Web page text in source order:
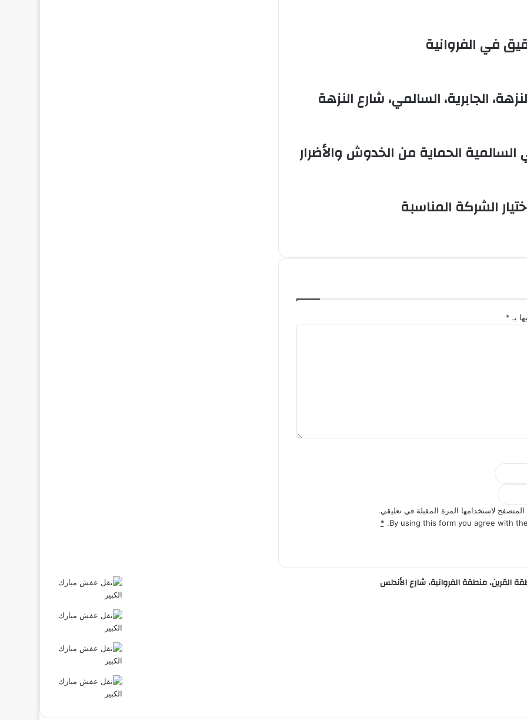
في الفروانية
الجابرية، السالمي، شارع النزهة
الحماية من الخدوش والأضرار
الشركة المناسبة
بـ *
لاستخدامها المرة المقبلة في تعليقي.
By using this form you agree with
*
منطقة الفروانية، شارع الأندلس